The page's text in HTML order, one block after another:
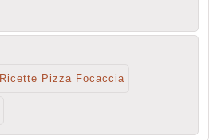
Ricette Pizza Focaccia